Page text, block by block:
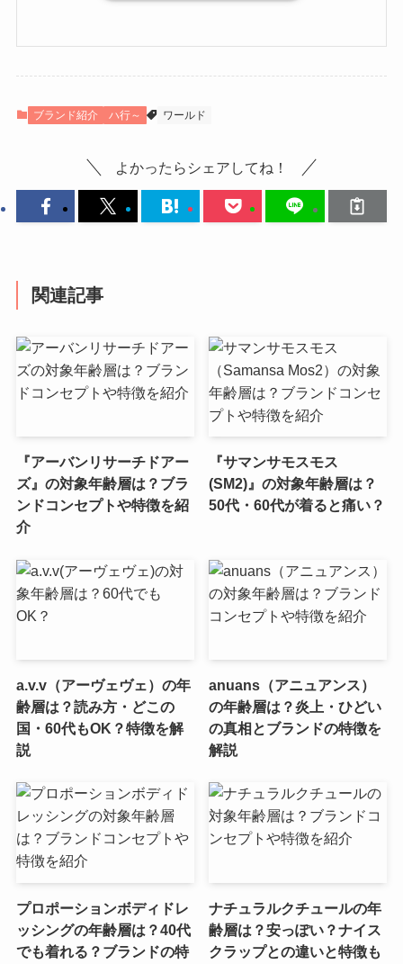
ブランド紹介 ハ行～ ワールド
よかったらシェアしてね！
関連記事
『アーバンリサーチドアー
ズ』の対象年齢層は？ブラ
ンドコンセプトや特徴を紹
介
『サマンサモスモス
(SM2)』の対象年齢層は？
50代・60代が着ると痛い？
a.v.v（アーヴェヴェ）の年
齢層は？読み方・どこの
国・60代もOK？特徴を解
説
anuans（アニュアンス）
の年齢層は？炎上・ひどい
の真相とブランドの特徴を
解説
プロポーションボディドレ
ッシングの年齢層は？40代
でも着れる？ブランドの特
ナチュラルクチュールの年
齢層は？安っぽい？ナイス
クラップとの違いと特徴も